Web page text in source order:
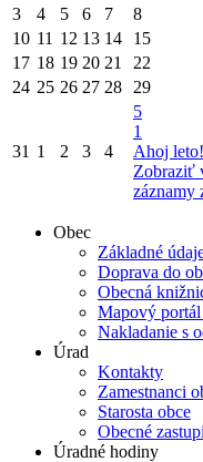
3
4 5 6 7 8
10 11 12 13 14 15
17 18 19 20 21 22
24 25 26 27 28 29
31 1 2 3 4
5
1
Ahoj
Zobraziť
záznamy
Obec
Základné
Doprava do
Obecná
Mapový portál
Nakladanie s
Úrad
Kontakty
Zamestnanci
Starosta obce
Obecné
Úradné hodiny